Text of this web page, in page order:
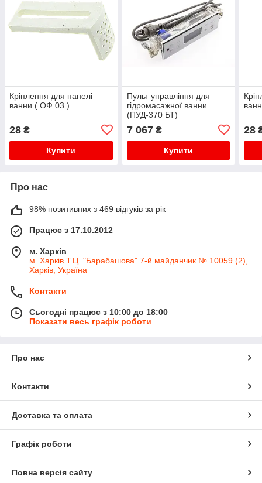
Кріплення для панелі
ванни ( ОФ 03 )
28 ₴
Купити
Пульт управління для
гідромасажної ванни
(ПУД-370 БТ)
7 067₴
Купити
28
Про нас
98% позитивних з 469 відгуків за рік
Працює з 17.10.2012
м. Харків
м. Харків Т.Ц. "Барабашова" 7-й майданчик № 10059 (2),
Харків, Україна
Контакти
Сьогодні працює з 10:00 до 18:00
Показати весь графік роботи
Про нас
Контакти
Доставка та оплата
Графік роботи
Повна версія сайту